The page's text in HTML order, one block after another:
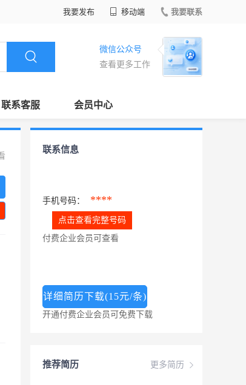
我要发布 移动端 我要联系
微信公众号
查看更多工作
联系客服 会员中心
联系信息
手机号码： ****
点击查看完整号码
付费企业会员可查看
详细简历下载(15元/条)
开通付费企业会员可免费下载
更多简历
推荐简历